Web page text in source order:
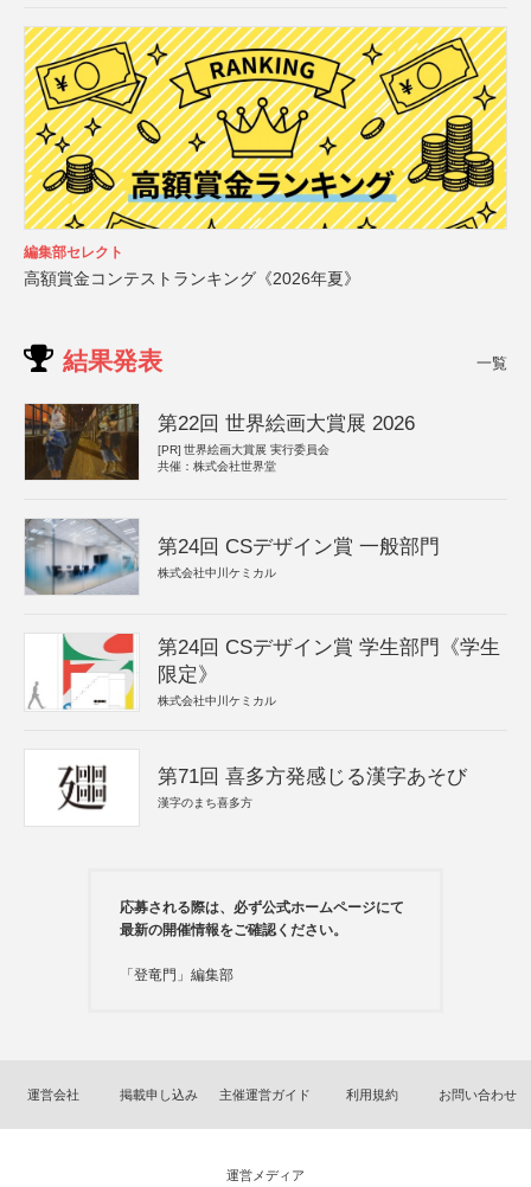
編集部セレクト
高額賞金コンテストランキング《2026年夏》
結果発表 一覧
第22回 世界絵画大賞展 2026
[PR] 世界絵画大賞展 実行委員会
共催：株式会社世界堂
第24回 CSデザイン賞 一般部門
株式会社中川ケミカル
第24回 CSデザイン賞 学生部門《学生
限定》
株式会社中川ケミカル
第71回 喜多方発感じる漢字あそび
漢字のまち喜多方
応募される際は、必ず公式ホームページにて
最新の開催情報をご確認ください。
「登竜門」編集部
運営会社 掲載申し込み 主催運営ガイド 利用規約 お問い合わせ
運営メディア